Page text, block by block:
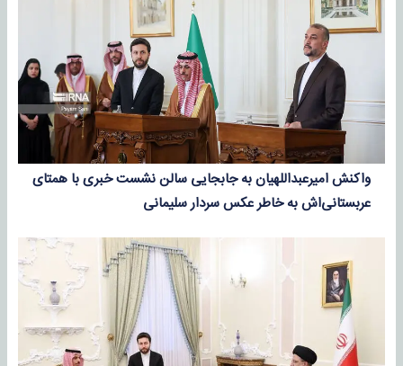
واکنش امیرعبداللهیان به جابجایی سالن نشست خبری با همتای
عربستانی‌اش به خاطر عکس سردار سلیمانی